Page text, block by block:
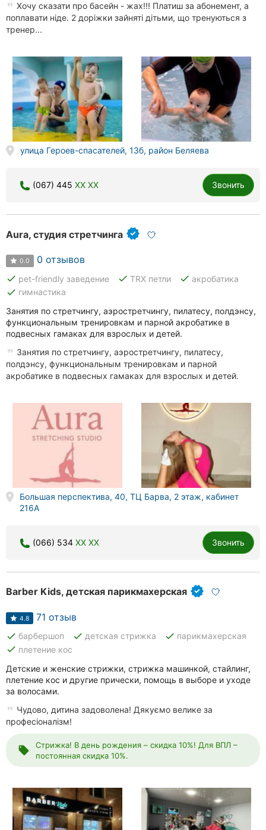
Карпаты
Хочу сказати про басейн - жах!!! Платиш за абонемент, а
поплавати ніде. 2 доріжки зайняті дітьми, що тренуються з
тренер...
улица Героев-спасателей, 13б, район Беляева
(067) 445 XX XX Звонить
Aura, студия стретчинга
0.0 0 отзывов
done pet-friendly заведение done TRX петли done акробатика
done гимнастика
Занятия по стретчингу, аэростретчингу, пилатесу, полдэнсу,
функциональным тренировкам и парной акробатике в
подвесных гамаках для взрослых и детей.
Занятия по стретчингу, аэростретчингу, пилатесу,
полдэнсу, функциональным тренировкам и парной
акробатике в подвесных гамаках для взрослых и детей.
Большая перспектива, 40, ТЦ Барва, 2 этаж, кабинет
216А
(066) 534 XX XX Звонить
Barber Kids, детская парикмахерская
4.8 71 отзыв
done барбершоп done детская стрижка done парикмахерская
done плетение кос
Детские и женские стрижки, стрижка машинкой, стайлинг,
плетение кос и другие прически, помощь в выборе и уходе
за волосами.
Чудово, дитина задоволена! Дякуємо велике за
професіоналізм!
local_offer
Стрижка! В день рождения – скидка 10%! Для ВПЛ –
постоянная скидка 10%.